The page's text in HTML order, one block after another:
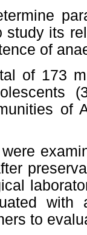
study its
of
of 173
of
with
to